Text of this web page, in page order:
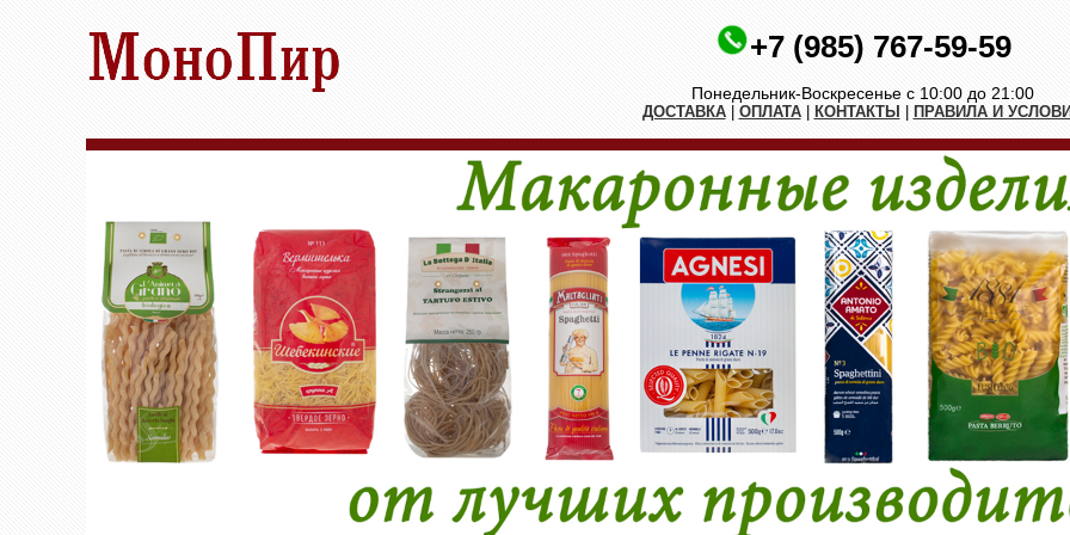
+7 (985) 767-59-59
Понедельник-Воскресенье с 10:00 до 21:00
ДОСТАВКА| ОПЛАТА| КОНТАКТЫ ПРАВИЛА И